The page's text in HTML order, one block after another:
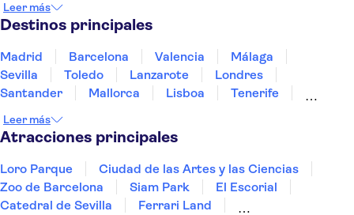
Portugal
Tailandia
Leer más
Destinos principales
Madrid Barcelona Valencia
Málaga
Sevilla
Toledo Lanzarote
Londres
Santander
Mallorca Lisboa
Tenerife
Bilbao
Menorca Granada
Leer más
Atracciones principales
Loro Parque
Ciudad de las Artes y las Ciencias
Zoo de Barcelona
Siam Park
El Escorial
Catedral de Sevilla
Ferrari Land